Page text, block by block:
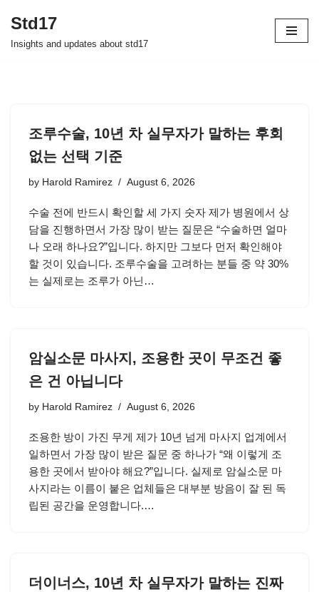
Skip
Std17
Insights and updates about std17
조루수술, 10년 차 실무자가 말하는 후회
없는 선택 기준
by Harold Ramirez August 6, 2026
수술 전에 반드시 확인할 세 가지 숫자 제가 병원에서 상
담을 진행하면서 가장 많이 받는 질문은 “수술하면 얼마
나 오래 하나요?”입니다. 하지만 그보다 먼저 확인해야
할 것이 있습니다. 조루수술을 고려하는 분들 중 약 30%
는 실제로는 조루가 아닌…
암실소문 마사지, 조용한 곳이 무조건 좋
은 건 아닙니다
by Harold Ramirez August 6, 2026
조용한 방이 가진 무게 제가 10년 넘게 마사지 업계에서
일하면서 가장 많이 받은 질문 중 하나가 “왜 이렇게 조
용한 곳에서 받아야 해요?”입니다. 실제로 암실소문 마
사지라는 이름이 붙은 업체들은 대부분 방음이 잘 된 독
립된 공간을 운영합니다.…
더이너스, 10년 차 실무자가 말하는 진짜